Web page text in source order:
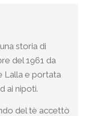
storia di
del 1961 da
Lalla e portata
ai nipoti.
del tè accettò